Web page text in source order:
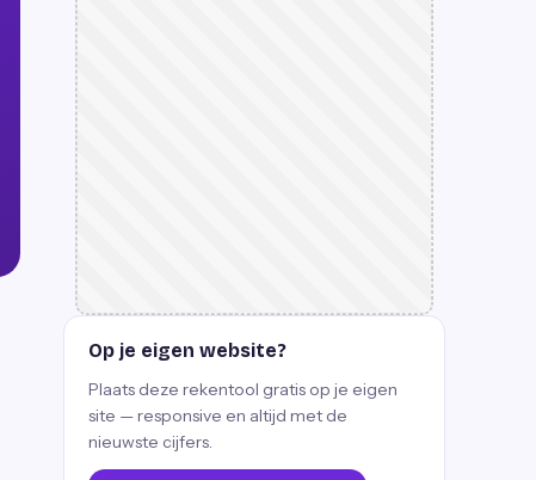
Op je eigen website?
Plaats deze rekentool gratis op je eigen
site — responsive en altijd met de
nieuwste cijfers.